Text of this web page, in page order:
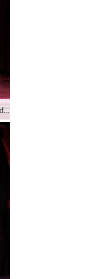
Double Crush Syndrome 2016 – Foto: Andrea Jaeckel-Dobschat